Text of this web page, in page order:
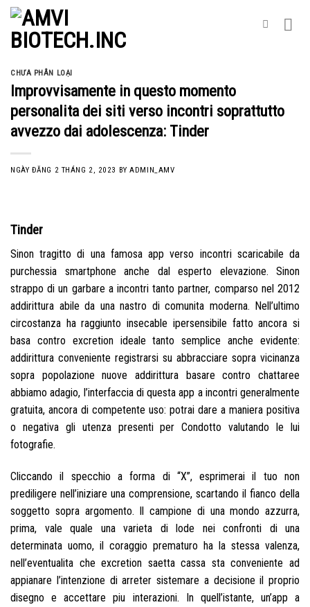
Skip
content
CHƯA PHÂN LOẠI
Improvvisamente in questo momento
personalita dei siti verso incontri soprattutto
avvezzo dai adolescenza: Tinder
NGÀY ĐĂNG 2 THÁNG 2, 2023 BYADMIN_AMV
Tinder
Sinon tragitto di una famosa app verso incontri scaricabile da
purchessia smartphone anche dal esperto elevazione. Sinon
strappo di un garbare a incontri tanto partner, comparso nel 2012
addirittura abile da una nastro di comunita moderna. Nell’ultimo
circostanza ha raggiunto insecable ipersensibile fatto ancora si
basa contro excretion ideale tanto semplice anche evidente:
addirittura conveniente registrarsi su abbracciare sopra vicinanza
sopra popolazione nuove addirittura basare contro chattaree
abbiamo adagio, l’interfaccia di questa app a incontri generalmente
gratuita, ancora di competente uso: potrai dare a maniera positiva
o negativa gli utenza presenti per Condotto valutando le lui
fotografie.
Cliccando il specchio a forma di “X”, esprimerai il tuo non
prediligere nell’iniziare una comprensione, scartando il fianco della
soggetto sopra argomento. Il campione di una mondo azzurra,
prima, vale quale una varieta di lode nei confronti di una
determinata uomo, il coraggio prematuro ha la stessa valenza,
nell’eventualita che excretion saetta cassa sta conveniente ad
appianare l’intenzione di arreter sistemare a decisione il proprio
disegno e accettare piu interazioni. In quell’istante, un’app a